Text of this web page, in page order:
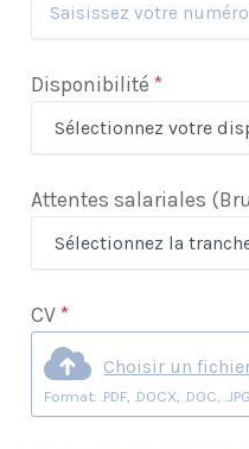
Disponibilité*
Attentes salariales
CV*
Choisir un
Format: .PDF, .DOCX,